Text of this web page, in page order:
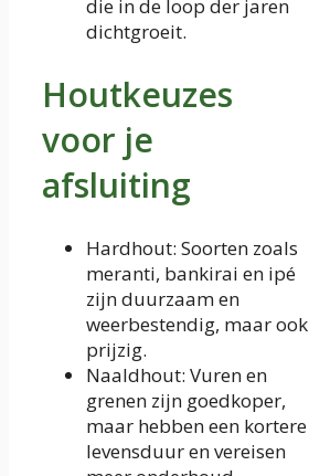
die in de loop der jaren
dichtgroeit.
Houtkeuzes
voor je
afsluiting
Hardhout: Soorten zoals
meranti, bankirai en ipé
zijn duurzaam en
weerbestendig, maar ook
prijzig.
Naaldhout: Vuren en
grenen zijn goedkoper,
maar hebben een kortere
levensduur en vereisen